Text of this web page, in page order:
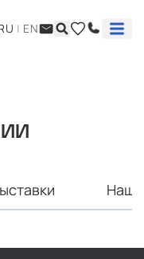
| EN